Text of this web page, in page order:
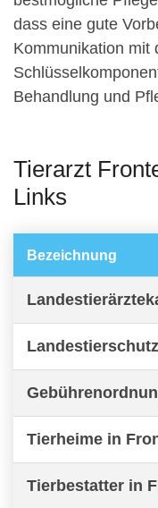
dass eine gute
Kommunikation mit
Behandlung und
Tierarzt
Links
Bezeichnung
Tierheime in
Tierbestatter in